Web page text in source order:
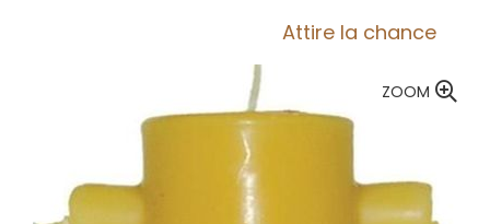
Attire la chance
ZOOM